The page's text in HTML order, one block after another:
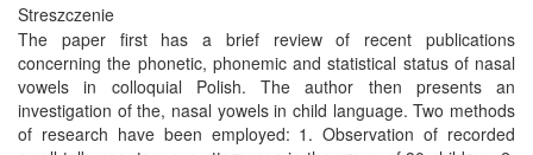
Streszczenie
The paper first has a brief review of recent publications
concerning the phonetic, phonemic and statistical status of nasal
vowels in colloquial Polish. The author then presents an
investigation of the, nasal yowels in child language. Two methods
of research have been employed: 1. Observation of recorded